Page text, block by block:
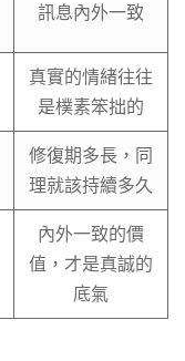
訊息內外一致
真實的情緒往往
是樸素笨拙的
修復期多長，同
理就該持續多久
內外一致的價
值，才是真誠的
底氣